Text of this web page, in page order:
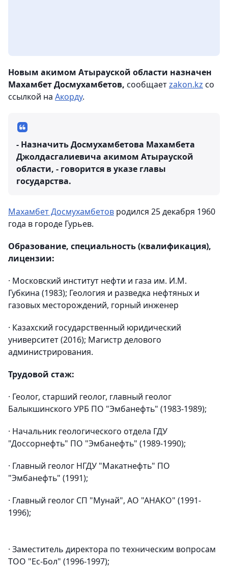
Новым акимом Атырауской области назначен
Махамбет Досмухамбетов, сообщаетzakon.kz со
ссылкой на Акорду.
- Назначить Досмухамбетова Махамбета
Джолдасгалиевича акимом Атырауской
области, - говорится в указе главы
государства.
Махамбет Досмухамбетов родился 25 декабря 1960
года в городе Гурьев.
Образование, специальность (квалификация),
лицензии:
· Московский институт нефти и газа им. И.М.
Губкина (1983); Геология и разведка нефтяных и
газовых месторождений, горный инженер
· Казахский государственный юридический
университет (2016); Магистр делового
администрирования.
Трудовой стаж:
· Геолог, старший геолог, главный геолог
Балыкшинского УРБ ПО "Эмбанефть" (1983-1989);
· Начальник геологического отдела ГДУ
"Доссорнефть" ПО "Эмбанефть" (1989-1990);
· Главный геолог НГДУ "Макатнефть" ПО
"Эмбанефть" (1991);
· Главный геолог СП "Мунай", АО "АНАКО" (1991-
1996);
· Заместитель директора по техническим вопросам
ТОО "Ес-Бол" (1996-1997);